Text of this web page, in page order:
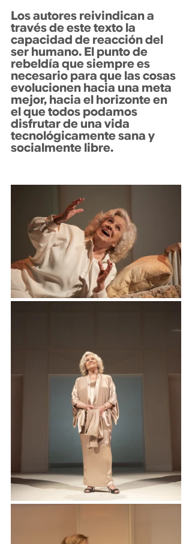
Los autores reivindican a
través de este texto la
capacidad de reacción del
ser humano. El punto de
rebeldía que siempre es
necesario para que las cosas
evolucionen hacia una meta
mejor, hacia el horizonte en
el que todos podamos
disfrutar de una vida
tecnológicamente sana y
socialmente libre.